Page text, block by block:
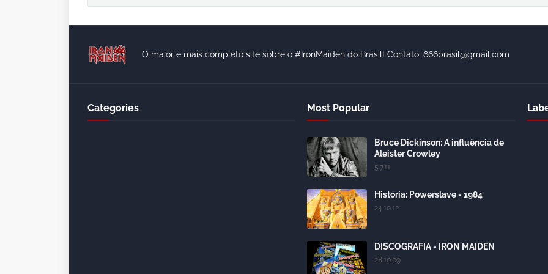
O maior e mais completo site sobre o #IronMaiden do Brasil! Contato: 666brasil@gmail.com
Categories Most Popular
Bruce Dickinson: A influência de
Aleister Crowley
5.7.11
História: Powerslave - 1984
24.10.12
DISCOGRAFIA - IRON MAIDEN
28.10.09